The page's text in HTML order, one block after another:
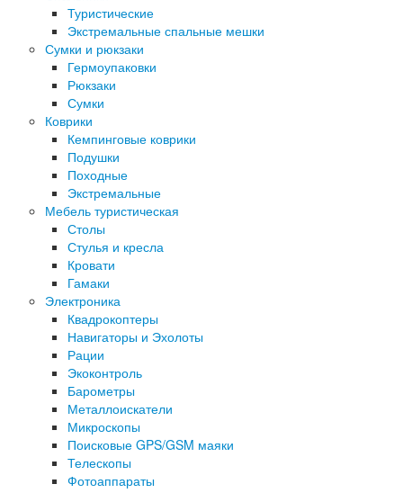
Туристические
Экстремальные спальные мешки
Сумки и рюкзаки
Гермоупаковки
Рюкзаки
Сумки
Коврики
Кемпинговые коврики
Подушки
Походные
Экстремальные
Мебель туристическая
Столы
Стулья и кресла
Кровати
Гамаки
Электроника
Квадрокоптеры
Навигаторы и Эхолоты
Рации
Экоконтроль
Барометры
Металлоискатели
Микроскопы
Поисковые GPS/GSM маяки
Телескопы
Фотоаппараты